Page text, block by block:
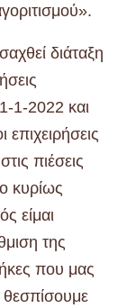
διάταξη
1-2022 και
πιέσεις
κυρίως
είμαι
της
που μας